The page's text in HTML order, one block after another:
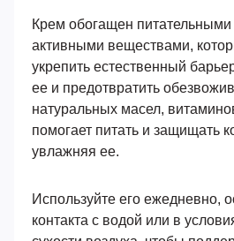
Крем обогащен
активными веществами,
укрепить естественный
ее и предотвратить
натуральных масел,
помогает питать и защищать
увлажняя ее.
Используйте его ежедневно,
контакта с водой или в